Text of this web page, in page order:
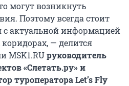
могут возникнуть
Поэтому всегда стоит
с актуальной информацией
— делится
MSK1.RUруководитель
«Слетать.ру» и
туроператора Let’s Fly